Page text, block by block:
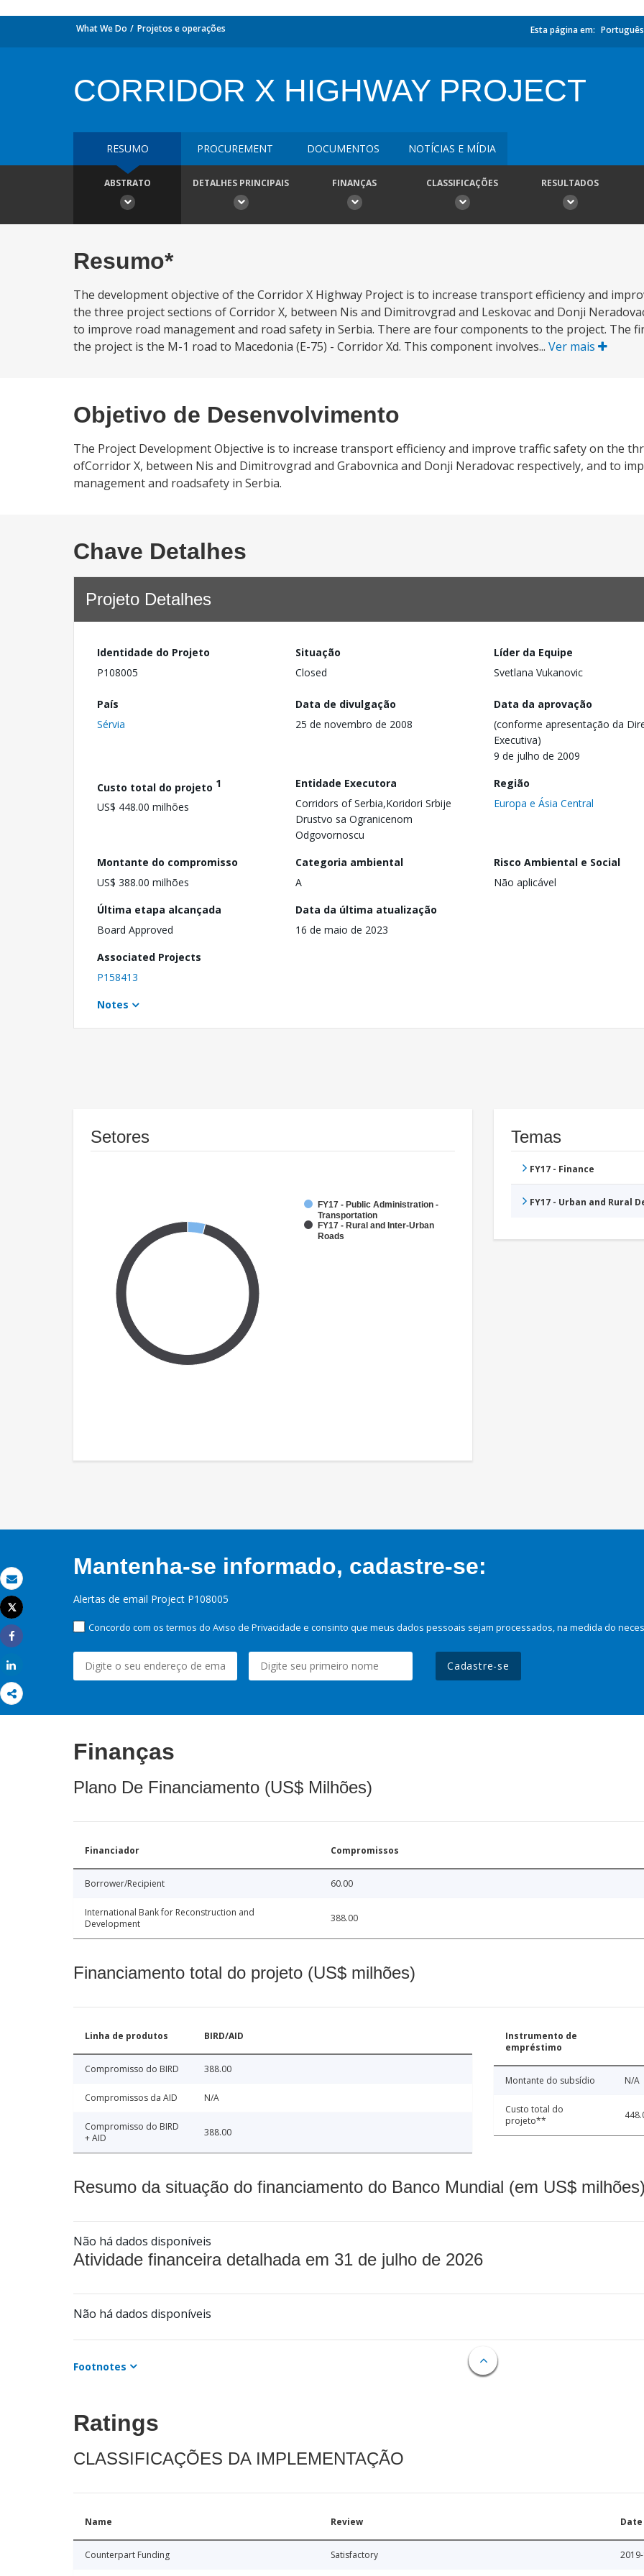
Email
Imprimir
Tweet
Share
What We Do Projetos e operações Esta página em: Português
CORRIDOR X HIGHWAY PROJECT
RESUMO PROCUREMENT DOCUMENTOS NOTÍCIAS E MÍDIA
ABSTRATO DETALHES PRINCIPAIS FINANÇAS CLASSIFICAÇÕES RESULTADOS
Resumo*
The development objective of the Corridor X Highway Project is to increase transport efficiency and
the three project sections of Corridor X, between Nis and Dimitrovgrad and Leskovac and Donji
to improve road management and road safety in Serbia. There are four components to the project. The
the project is the M-1 road to Macedonia (E-75) - Corridor Xd. This component involves... Ver mais
Objetivo de Desenvolvimento
The Project Development Objective is to increase transport efficiency and improve traffic safety on the
ofCorridor X, between Nis and Dimitrovgrad and Grabovnica and Donji Neradovac respectively, and to
management and roadsafety in Serbia.
Chave Detalhes
Projeto Detalhes
Identidade do Projeto
P108005
Situação
Closed
Líder da Equipe
Svetlana Vukanovic
País
Sérvia
Data de divulgação
25 de novembro de 2008
Data da aprovação
(conforme apresentação da
Executiva)
9 de julho de 2009
Custo total do projeto 1
US$ 448.00 milhões
Entidade Executora
Corridors of Serbia,Koridori Srbije
Drustvo sa Ogranicenom
Odgovornoscu
Região
Europa e Ásia Central
Montante do compromisso
US$ 388.00 milhões
Categoria ambiental
A
Risco Ambiental e Social
Não aplicável
Última etapa alcançada
Board Approved
Data da última atualização
16 de maio de 2023
Associated Projects
P158413
Notes
Setores
FY17 - Public Administration -
Transportation
FY17 - Rural and Inter-Urban
Roads
Temas
FY17 - Finance
FY17 - Urban and Rural
Mantenha-se informado, cadastre-se:
Alertas de email Project P108005
Concordo com os termos do Aviso de Privacidade e consinto que meus dados pessoais sejam processados, na medida do
Cadastre-se
Finanças
Plano De Financiamento (US$ Milhões)
Financiador Compromissos
Borrower/Recipient 60.00
International Bank for Reconstruction and
Development
388.00
Financiamento total do projeto (US$ milhões)
Linha de produtos BIRD/AID
Compromisso do BIRD 388.00
Compromissos da AID N/A
Compromisso do BIRD
+ AID
388.00
Instrumento de
empréstimo
Montante do subsídio N/A
Custo total do
projeto**
Resumo da situação do financiamento do Banco Mundial (em US$
Não há dados disponíveis
Atividade financeira detalhada em 31 de julho de 2026
Não há dados disponíveis
Footnotes
Ratings
CLASSIFICAÇÕES DA IMPLEMENTAÇÃO
Name Review Date
Counterpart Funding Satisfactory